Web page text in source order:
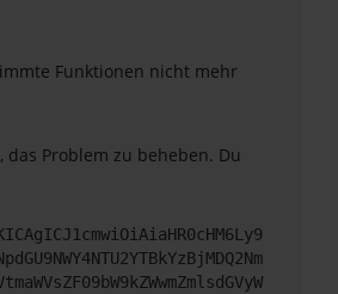
Funktionen nicht mehr
Problem zu beheben. Du